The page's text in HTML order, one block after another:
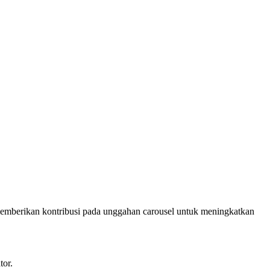
kontribusi pada unggahan carousel untuk meningkatkan